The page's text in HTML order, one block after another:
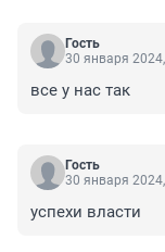
Гость
30 января
все у нас так
Гость
30 января
успехи власти